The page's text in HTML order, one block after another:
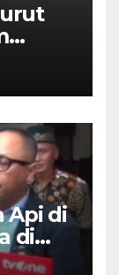
Api di
di